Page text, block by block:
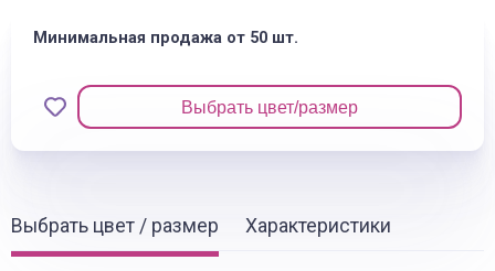
Минимальная продажа от 50 шт.
Выбрать цвет/размер
Выбрать цвет / размер Характеристики